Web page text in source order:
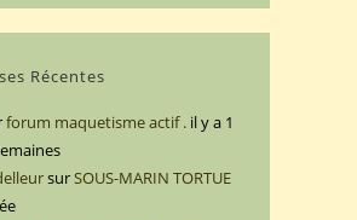
Récentes
forum maquetisme actif . il y a 1
surSOUS-MARIN TORTUE